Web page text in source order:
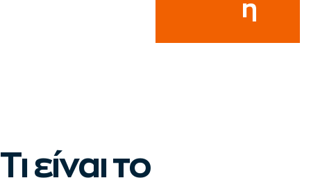
η
Τι είναι το